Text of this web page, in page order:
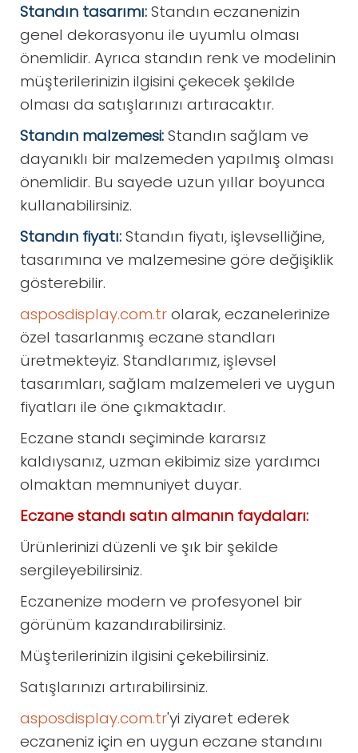
Standın tasarımı:Standın eczanenizin
genel dekorasyonu ile uyumlu olması
önemlidir. Ayrıca standın renk ve modelinin
müşterilerinizin ilgisini çekecek şekilde
olması da satışlarınızı artıracaktır.
Standın malzemesi:Standın sağlam ve
dayanıklı bir malzemeden yapılmış olması
önemlidir. Bu sayede uzun yıllar boyunca
kullanabilirsiniz.
Standın fiyatı:Standın fiyatı, işlevselliğine,
tasarımına ve malzemesine göre değişiklik
gösterebilir.
asposdisplay.com.trolarak, eczanelerinize
özel tasarlanmış eczane standları
üretmekteyiz. Standlarımız, işlevsel
tasarımları, sağlam malzemeleri ve uygun
fiyatları ile öne çıkmaktadır.
Eczane standı seçiminde kararsız
kaldıysanız, uzman ekibimiz size yardımcı
olmaktan memnuniyet duyar.
Eczane standı satın almanın faydaları:
Ürünlerinizi düzenli ve şık bir şekilde
sergileyebilirsiniz.
Eczanenize modern ve profesyonel bir
görünüm kazandırabilirsiniz.
Müşterilerinizin ilgisini çekebilirsiniz.
Satışlarınızı artırabilirsiniz.
asposdisplay.com.tr'yi ziyaret ederek
eczaneniz için en uygun eczane standını